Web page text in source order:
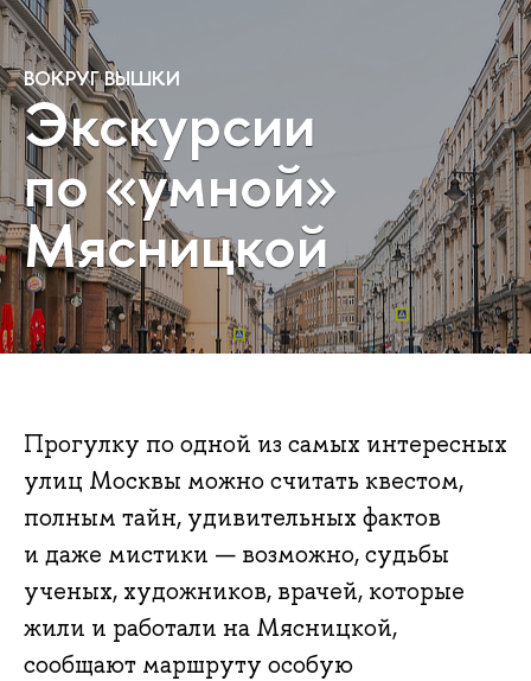
ВОКРУГ ВЫШКИ
Экскурсии
по «умной»
Мясницкой
Прогулку по одной из самых интересных
улиц Москвы можно считать квестом,
полным тайн, удивительных фактов
и даже мистики — возможно, судьбы
ученых, художников, врачей, которые
жили и работали на Мясницкой,
сообщают маршруту особую